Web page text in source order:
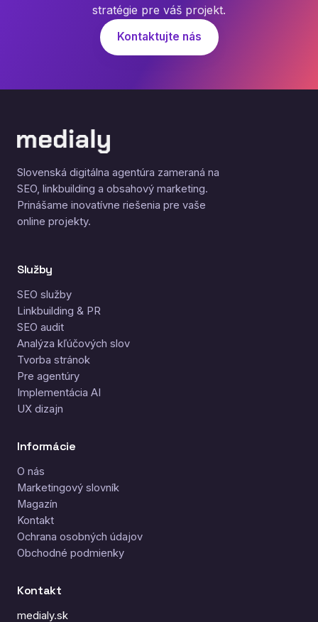
stratégie pre váš projekt.
Kontaktujte nás
Slovenská digitálna agentúra zameraná na
SEO, linkbuilding a obsahový marketing.
Prinášame inovatívne riešenia pre vaše
online projekty.
Služby
SEO služby
Linkbuilding & PR
SEO audit
Analýza kľúčových slov
Tvorba stránok
Pre agentúry
Implementácia AI
UX dizajn
Informácie
O nás
Marketingový slovník
Magazín
Kontakt
Ochrana osobných údajov
Obchodné podmienky
Kontakt
medialy.sk